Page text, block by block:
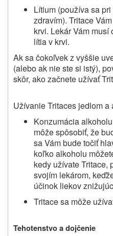
Lítium (používa sa
zdravím). Tritace
krvi. Lekár Vám
lítia v krvi.
Ak sa čokoľvek z vyššie
(alebo ak nie ste si istý),
skôr, ako začnete užívať
UžívanieTritaces jedlom a
Konzumácia
môže spôsobiť, že
sa Vám bude točiť
koľko alkoholu
kedy užívateTritace,
svojím lekárom,
účinok liekov
Tritacesa môže
Tehotenstvo a dojčenie